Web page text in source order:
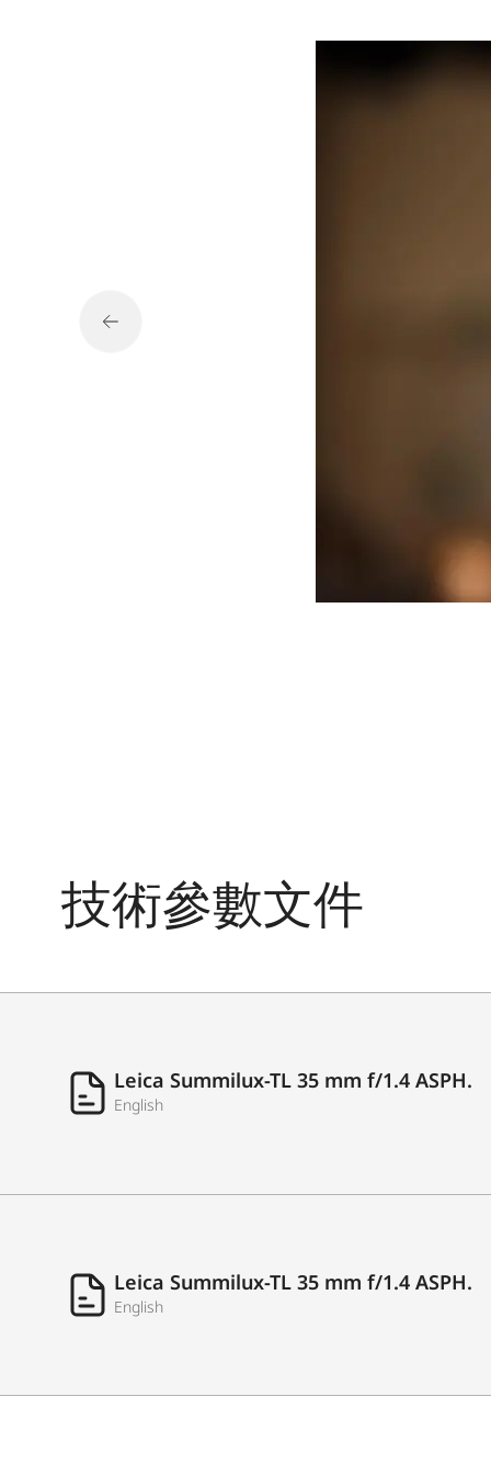
技術參數文件
Leica Summilux-TL 35 mm f/1.4 ASPH.
English
Leica Summilux-TL 35 mm f/1.4 ASPH.
English